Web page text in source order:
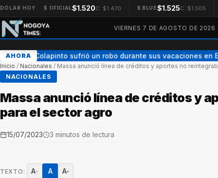
DÓLAR HOY $ OFICIAL$1.520C: $1.470 $ BLUE$1.525C: $1.505
VIERNES 7 DE AGOSTO DE 2026
AHORA
Franco Colapinto sufrió un robo durante sus vacaciones en
Inicio / Nacionales / Massa anunció línea de créditos y aportes no
NACIONALES
Massa anunció línea de créditos y
para el sector agro
15/07/2023 3 minutos de lectura
TEXTO: A− A A+